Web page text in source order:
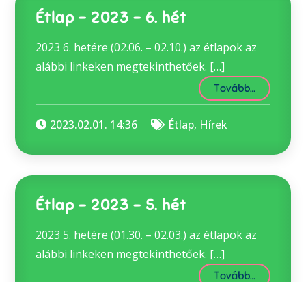
Étlap – 2023 – 6. hét
2023 6. hetére (02.06. – 02.10.) az étlapok az
alábbi linkeken megtekinthetőek. […]
Tovább…
2023.02.01. 14:36 Étlap, Hírek
Étlap – 2023 – 5. hét
2023 5. hetére (01.30. – 02.03.) az étlapok az
alábbi linkeken megtekinthetőek. […]
Tovább…